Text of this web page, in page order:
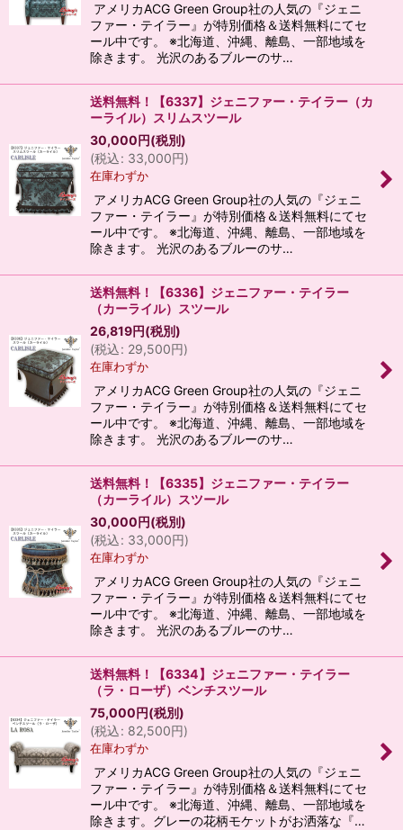
アメリカACG Green Group社の人気の『ジェニ
ファー・テイラー』が特別価格＆送料無料にてセ
ール中です。 ※北海道、沖縄、離島、一部地域を
除きます。 光沢のあるブルーのサ…
送料無料！【6337】ジェニファー・テイラー（カ
ーライル）スリムスツール
30,000円(税別)
(税込: 33,000円)
在庫わずか
アメリカACG Green Group社の人気の『ジェニ
ファー・テイラー』が特別価格＆送料無料にてセ
ール中です。 ※北海道、沖縄、離島、一部地域を
除きます。 光沢のあるブルーのサ…
送料無料！【6336】ジェニファー・テイラー
（カーライル）スツール
26,819円(税別)
(税込: 29,500円)
在庫わずか
アメリカACG Green Group社の人気の『ジェニ
ファー・テイラー』が特別価格＆送料無料にてセ
ール中です。 ※北海道、沖縄、離島、一部地域を
除きます。 光沢のあるブルーのサ…
送料無料！【6335】ジェニファー・テイラー
（カーライル）スツール
30,000円(税別)
(税込: 33,000円)
在庫わずか
アメリカACG Green Group社の人気の『ジェニ
ファー・テイラー』が特別価格＆送料無料にてセ
ール中です。 ※北海道、沖縄、離島、一部地域を
除きます。 光沢のあるブルーのサ…
送料無料！【6334】ジェニファー・テイラー
（ラ・ローザ）ベンチスツール
75,000円(税別)
(税込: 82,500円)
在庫わずか
アメリカACG Green Group社の人気の『ジェニ
ファー・テイラー』が特別価格＆送料無料にてセ
ール中です。 ※北海道、沖縄、離島、一部地域を
除きます。グレーの花柄モケットがお洒落な『…